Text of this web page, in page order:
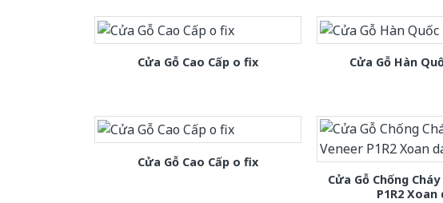
Cửa Gỗ Cao Cấp o fix Cửa Gỗ Hàn
Cửa Gỗ Cao Cấp o fix
Cửa Gỗ Chống
P1R2 Xoan